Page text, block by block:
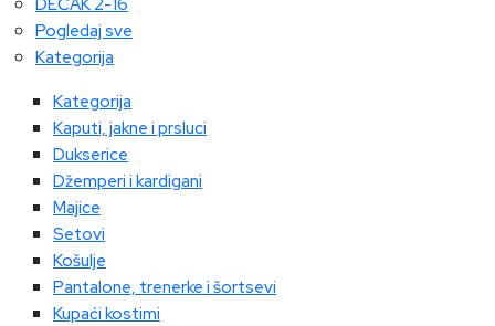
Pogledaj sve
Kategorija
Kategorija
Kaputi, jakne i prsluci
Dukserice
Džemperi i kardigani
Majice
Setovi
Košulje
Pantalone, trenerke i šortsevi
Kupaći kostimi